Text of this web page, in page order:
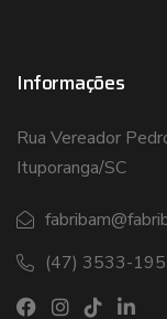
Informações
Rua Vereador
Ituporanga/SC
(47) 3533-